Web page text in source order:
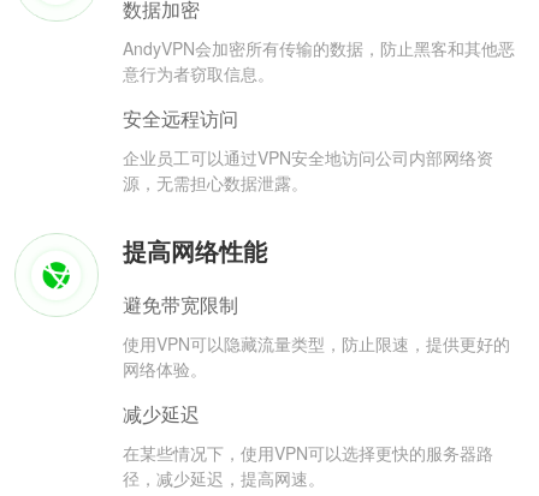
数据加密
AndyVPN会加密所有传输的数据，防止黑客和其他恶
意行为者窃取信息。
安全远程访问
企业员工可以通过VPN安全地访问公司内部网络资
源，无需担心数据泄露。
提高网络性能
避免带宽限制
使用VPN可以隐藏流量类型，防止限速，提供更好的
网络体验。
减少延迟
在某些情况下，使用VPN可以选择更快的服务器路
径，减少延迟，提高网速。